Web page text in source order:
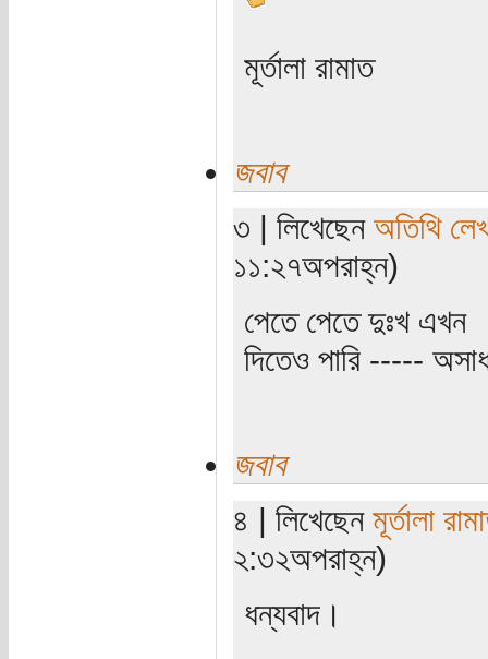
মূর্তালা রামাত
জবাব
৩ | লিখেছেন অতিথি
১১:২৭অপরাহ্ন)
পেতে পেতে দুঃখ এখন
দিতেও পারি -----
জবাব
৪ | লিখেছেন মূর্তালা
২:৩২অপরাহ্ন)
ধন্যবাদ।